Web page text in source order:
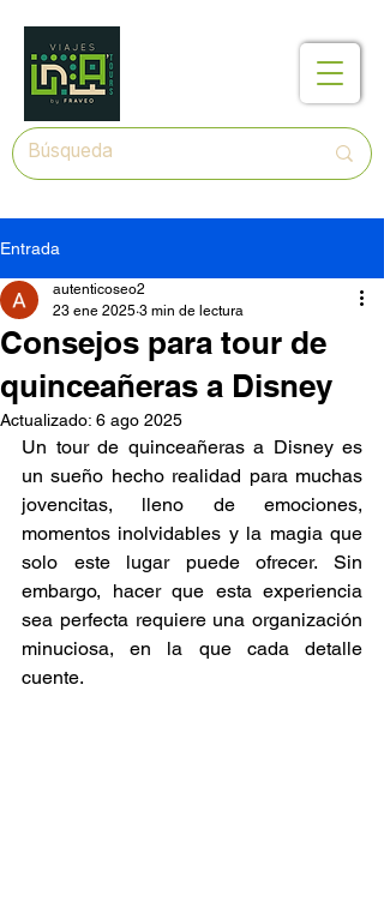
Entrada
Consejos para tour de
quinceañeras a Disney
autenticoseo2
23 ene 2025 3 min de lectura
Actualizado: 6 ago 2025
Un tour de quinceañeras a Disney es
un sueño hecho realidad para muchas
momentos inolvidables y la magia que
solo este lugar puede ofrecer. Sin
embargo, hacer que esta experiencia
sea perfecta requiere una organización
minuciosa, en la que cada detalle
cuente.